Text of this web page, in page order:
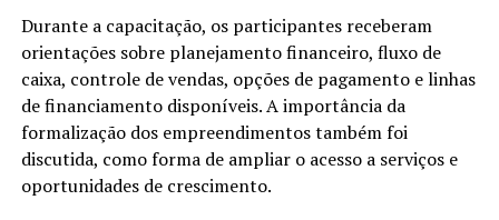
Durante a capacitação, os participantes receberam
orientações sobre planejamento financeiro, fluxo de
caixa, controle de vendas, opções de pagamento e linhas
de financiamento disponíveis. A importância da
formalização dos empreendimentos também foi
discutida, como forma de ampliar o acesso a serviços e
oportunidades de crescimento.